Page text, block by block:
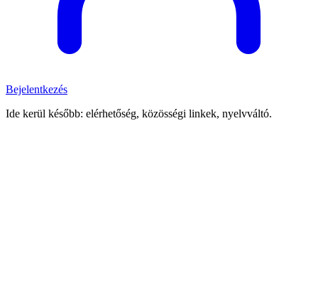
Bejelentkezés
Ide kerül később: elérhetőség, közösségi linkek, nyelvváltó.